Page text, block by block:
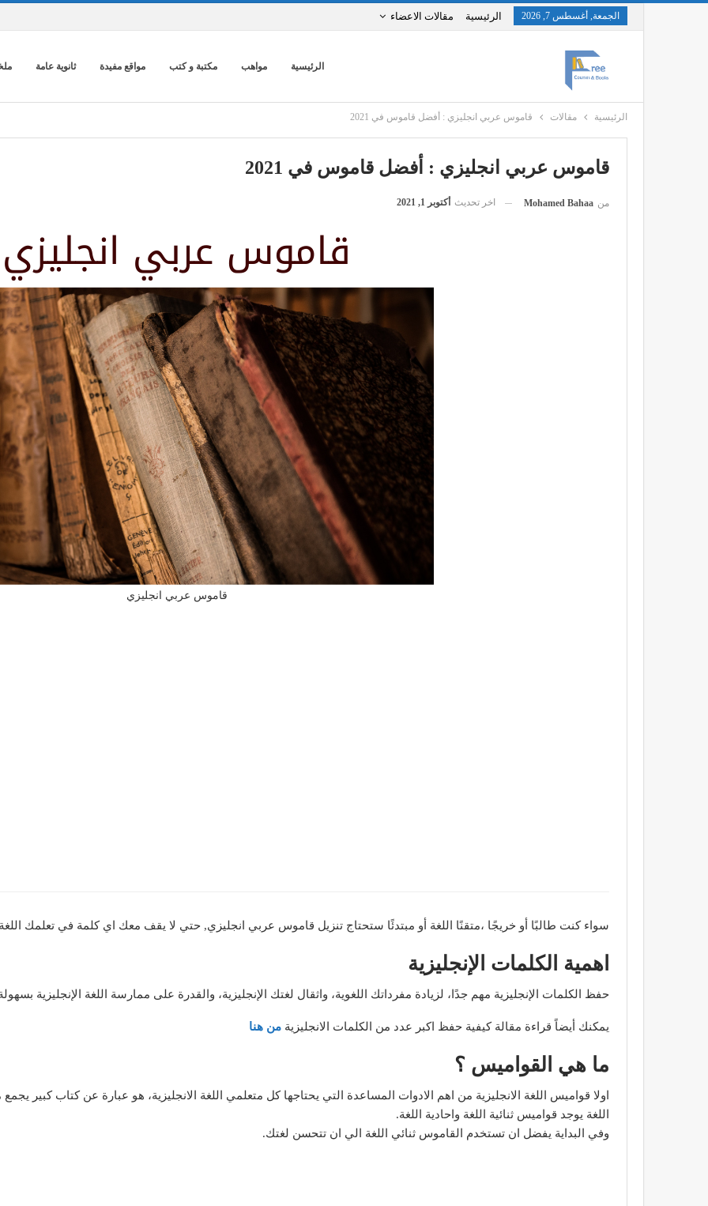
الجمعة, أغسطس 7, 2026 الرئيسية مقالات الاعضاء
الرئيسية مواهب مكتبة و كتب مواقع مفيدة ثانوية عامة
الرئيسية مقالات قاموس عربي انجليزي : أفضل قاموس في 2021
قاموس عربي انجليزي : أفضل قاموس في 2021
من Mohamed Bahaa اخر تحديث أكتوبر 1, 2021
قاموس عربي انجليزي
سواء كنت طالبًا أو خريجًا ،متقنًا اللغة أو مبتدئًا ستحتاج تنزيل قاموس عربي انجليزي, حتي لا يقف معك اي كلمة في تعلمك اللغة
اهمية الكلمات الإنجليزية
حفظ الكلمات الإنجليزية مهم جدًا، لزيادة مفرداتك اللغوية، واثقال لغتك الإنجليزية، والقدرة على ممارسة اللغة الإنجليزية
يمكنك أيضاً قراءة مقالة كيفية حفظ اكبر عدد من الكلمات الانجليزية من هنا
ما هي القواميس ؟
اولا قواميس اللغة الانجليزية من اهم الادوات المساعدة التي يحتاجها كل متعلمي اللغة الانجليزية، هو عبارة عن كتاب
اللغة يوجد قواميس ثنائية اللغة واحادية اللغة.
وفي البداية يفضل ان تستخدم القاموس ثنائي اللغة الي ان تتحسن لغتك.